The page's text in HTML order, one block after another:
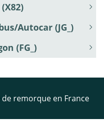
Autocar (JG_)
(FG_)
remorque en France